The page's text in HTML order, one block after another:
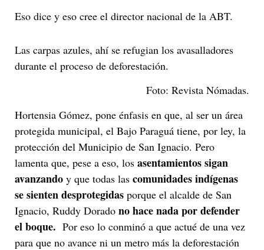
Eso dice y eso cree el director nacional de la ABT.
Las carpas azules, ahí se refugian los avasalladores
durante el proceso de deforestación.
Foto: Revista Nómadas.
Hortensia Gómez, pone énfasis en que, al ser un área
protegida municipal, el Bajo Paraguá tiene, por ley, la
protección del Municipio de San Ignacio. Pero
lamenta que, pese a eso, los asentamientos sigan
avanzando y que todas las comunidades indígenas
se sienten desprotegidas porque el alcalde de San
Ignacio, Ruddy Dorado no hace nada por defender
el boque. Por eso lo conminó a que actué de una vez
para que no avance ni un metro más la deforestación